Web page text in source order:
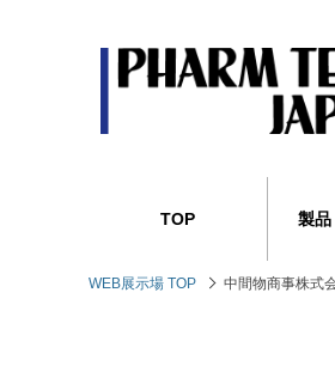
TOP 製品
WEB展示場 TOP 中間物商事株式